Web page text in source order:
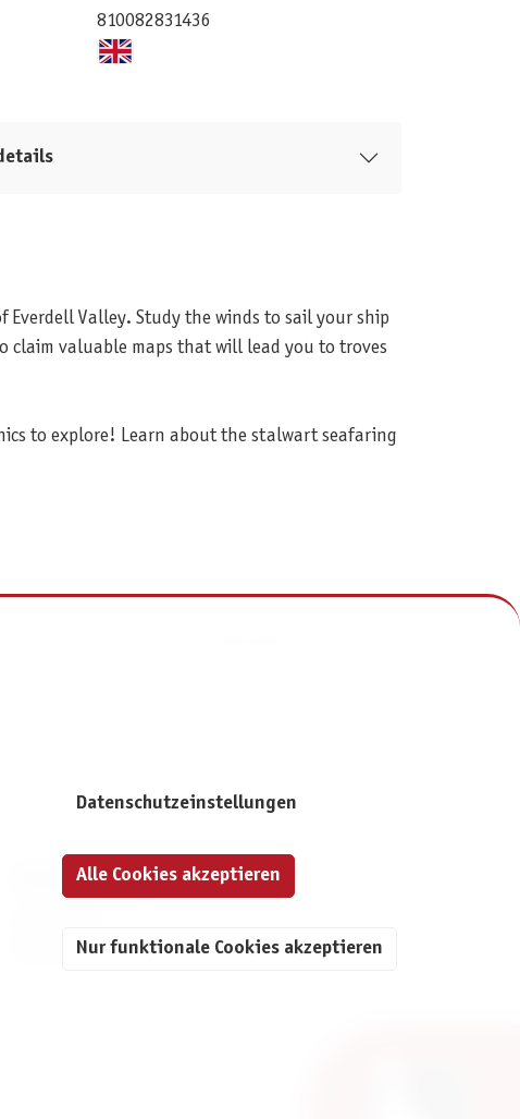
810082831436
Valley. Study the winds to sail your ship
claim valuable maps that will lead you to troves
to explore! Learn about the stalwart seafaring
INFORMATIONEN
Datenschutz
Datenschutzeinstellungen
Nur funktionale Cookies akzeptieren
Alle Cookies akzeptieren